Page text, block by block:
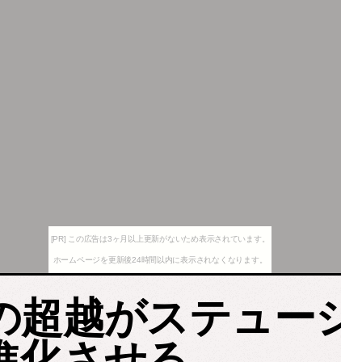
[PR] この広告は3ヶ月以上更新がないため表示されています。
ホームページを更新後24時間以内に表示されなくなります。
超越がステュー